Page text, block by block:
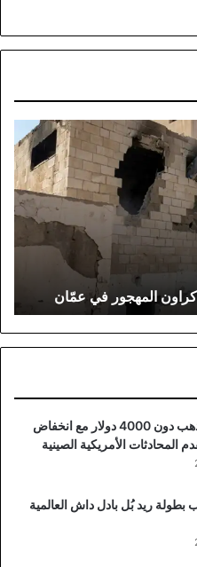
كراون المهجور في عمّان
تراجع أسعار الذهب دون 4000 دولار مع انخفاض
الأمريكية الصينية
بطولة ريد بُل بادل داش العالمية